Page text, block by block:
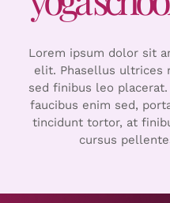
Lorem ipsum dolor sit
elit. Phasellus ultrices
sed finibus leo
faucibus enim sed,
tincidunt tortor, at
cursus